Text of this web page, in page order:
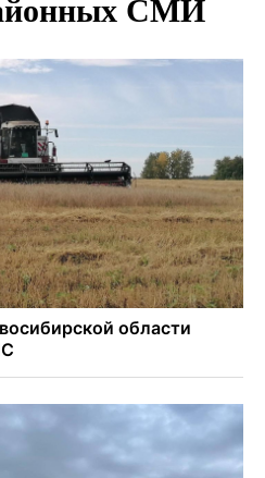
взрывной травмы
впервые вывезли из музея
Туркова сыграла мать